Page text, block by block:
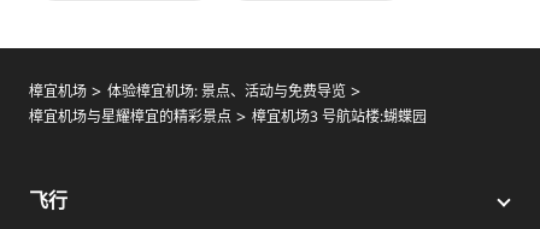
樟宜机场
体验樟宜机场: 景点、活动与免费导览
樟宜机场与星耀樟宜的精彩景点
樟宜机场3 号航站楼:蝴蝶园
飞行